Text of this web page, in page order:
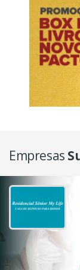
Empresas